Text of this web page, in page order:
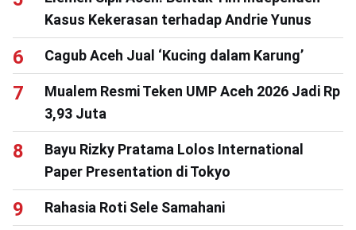
Kasus Kekerasan terhadap Andrie Yunus
Cagub Aceh Jual ‘Kucing dalam Karung’
Mualem Resmi Teken UMP Aceh 2026 Jadi Rp
3,93 Juta
Bayu Rizky Pratama Lolos International
Paper Presentation di Tokyo
Rahasia Roti Sele Samahani